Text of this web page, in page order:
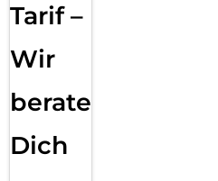
Tarif –
Wir
beraten
Dich